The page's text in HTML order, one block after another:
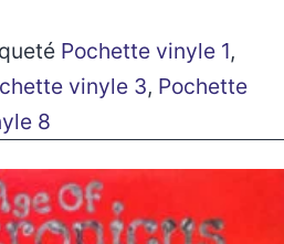
Pochette vinyle 1,
vinyle 3, Pochette
8